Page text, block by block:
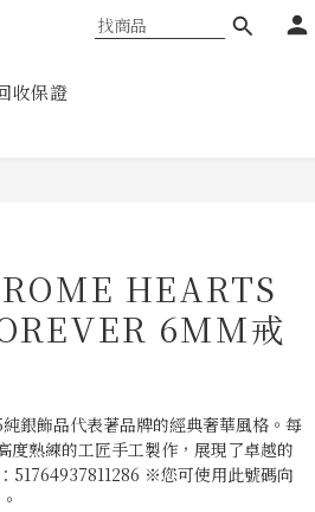
收保證
HEARTS
6MM戒
銀飾品代表著品牌的經典奢華風格。每
度熟練的工匠手工製作，展現了卓越的
51764937811286 ※您可使用此號碼向